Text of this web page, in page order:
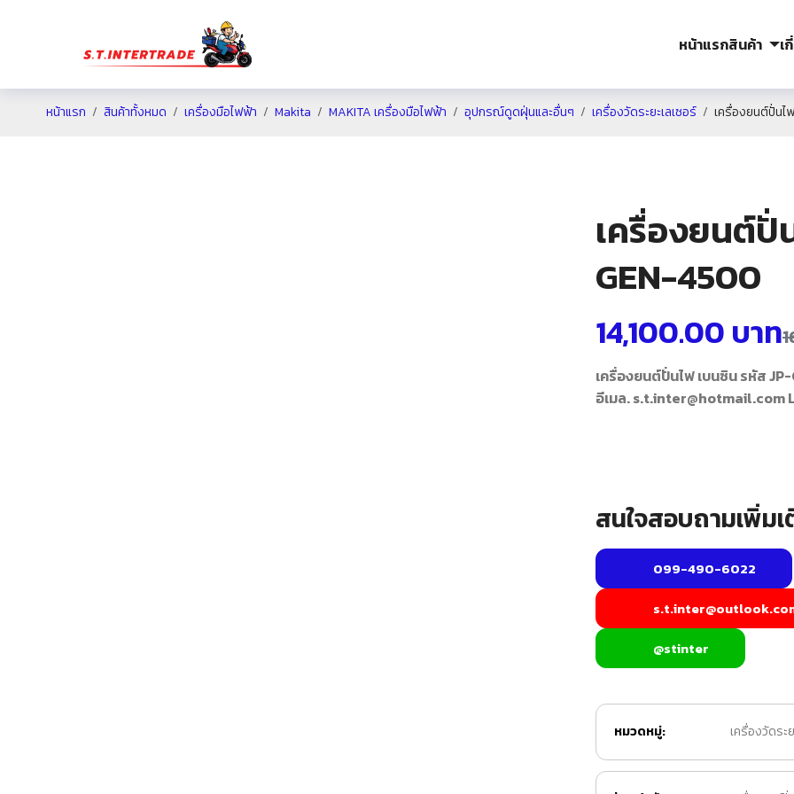
หน้าแรกสินค้า เ
หน้าแรก สินค้าทั้งหมด เครื่องมือไฟฟ้า Makita MAKITA เครื่องมือไฟฟ้า อุปกรณ์ดูดฝุ่นและอื่นๆ เครื่องวัดระยะเลเซอร์ เครื่องยนต์ปั่นไ
เครื่องยนต์ปั่
GEN-4500
14,100.00 บาท
เครื่องยนต์ปั่นไฟ เบนซิน รหัส
อีเมล. s.t.inter@hotmail.com
สนใจสอบถามเพิ่ม
099-490-6022
@stinter
หมวดหมู่: เครื่องวัดระ